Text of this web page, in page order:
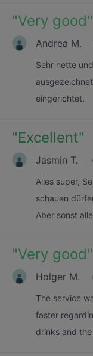
"Very good"
Andrea M.
Sehr nette
eingerichtet.
"Excellent"
Jasmin T.
Alles super,
schauen
Aber sonst
"Very good"
Holger M.
The service
faster
drinks and